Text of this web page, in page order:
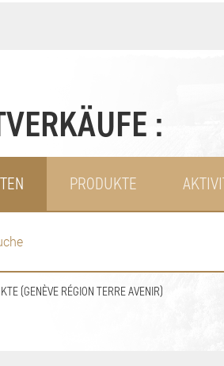
:
PRODUKTE
(GENÈVE RÉGION TERRE AVENIR)